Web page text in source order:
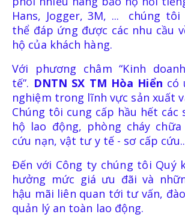
Hans, Jogger, 3M, ... chúng
thể đáp ứng được các nhu cầu
hộ của khách hàng.
Với phương châm “Kinh
tế”. DNTN SX TM Hòa Hiển có
nghiệm trong lĩnh vực sản xuất
Chúng tôi cung cấp hầu hết các
hộ lao động, phòng cháy
cứu nạn, vật tư y tế - sơ cấp
Đến với Công ty chúng tôi Quý
hưởng mức giá ưu đãi và
hậu mãi liên quan tới tư vấn,
quản lý an toàn lao động.